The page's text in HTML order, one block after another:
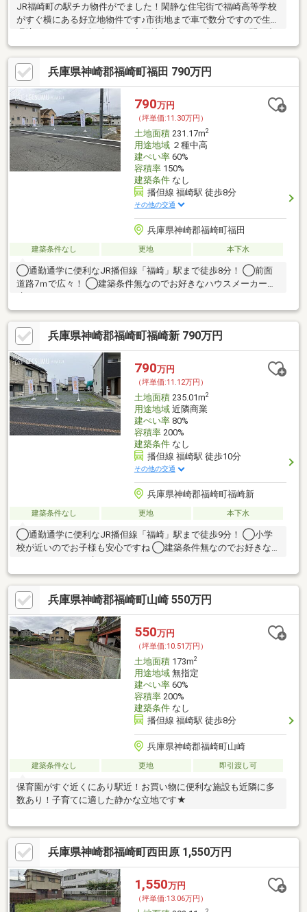
JR福崎町の駅チカ物件がでました！閑静な住宅街で福崎高等学校
がすぐ横にある好立地物件です♪市街地まで車で数分ですので生活
環境もGoodです♪福崎町で住宅用地をお探しの方、ぜひお問い合
わせください！
兵庫県神崎郡福崎町福田 790万円
790万円
（坪単価:11.30万円）
土地面積231.17m2
用途地域２種中高
建ぺい率60%
容積率150%
建築条件なし
播但線 福崎駅 徒歩8分
その他の交通
兵庫県神崎郡福崎町福田
建築条件なし 更地 本下水
◯通勤通学に便利なJR播但線「福崎」駅まで徒歩8分！ ◯前面
道路7ｍで広々！ ◯建築条件無なのでお好きなハウスメーカーで
兵庫県神崎郡福崎町福崎新 790万円
790万円
（坪単価:11.12万円）
土地面積235.01m2
用途地域近隣商業
建ぺい率80%
容積率200%
建築条件なし
播但線 福崎駅 徒歩10分
その他の交通
兵庫県神崎郡福崎町福崎新
建築条件なし 更地 本下水
◯通勤通学に便利なJR播但線「福崎」駅まで徒歩9分！ ◯小学
校が近いのでお子様も安心ですね ◯建築条件無なのでお好きな
兵庫県神崎郡福崎町山崎 550万円
550万円
（坪単価:10.51万円）
土地面積173m2
用途地域無指定
建ぺい率60%
容積率200%
建築条件なし
播但線 福崎駅 徒歩8分
兵庫県神崎郡福崎町山崎
建築条件なし 更地 即引渡し可
保育園がすぐ近くにあり駅近！お買い物に便利な施設も近隣に多
数あり！子育てに適した静かな立地です★
兵庫県神崎郡福崎町西田原 1,550万円
1,550万円
（坪単価:13.06万円）